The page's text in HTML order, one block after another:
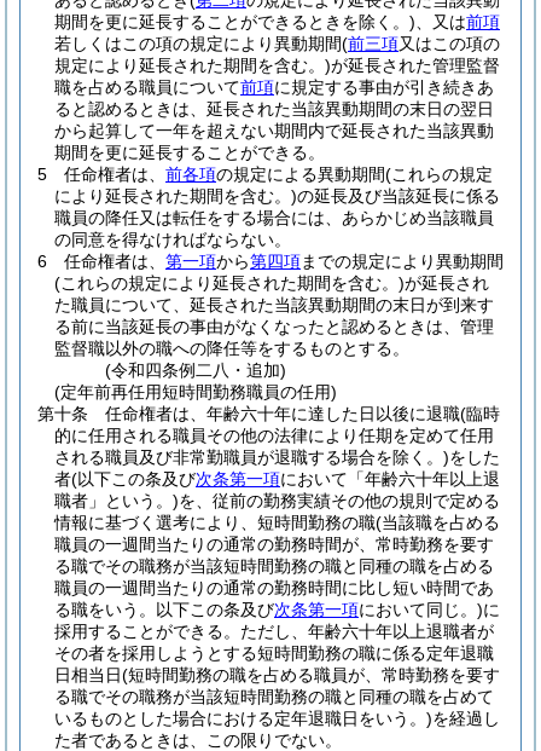
期間を更に延長することができるときを除く。) 、又は前項
若しくはこの項の規定により異動期間(前三項又はこの項の
規定により延長された期間を含む。)が延長された管理監督
職を占める職員について前項に規定する事由が引き続きあ
ると認めるときは、延長された当該異動期間の末日の翌日
から起算して一年を超えない期間内で延長された当該異動
期間を更に延長することができる。
5
任命権者は、 前各項の規定による異動期間(これらの規定
により延長された期間を含む。)の延長及び当該延長に係る
職員の降任又は転任をする場合には、あらかじめ当該職員
の同意を得なければならない。
6
任命権者は、 第一項から第四項までの規定により異動期間
(これらの規定により延長された期間を含む。)が延長され
た職員について、延長された当該異動期間の末日が到来す
る前に当該延長の事由がなくなったと認めるときは、管理
監督職以外の職への降任等をするものとする。
(令和四条例二八・追加)
(定年前再任用短時間勤務職員の任用)
第十条
任命権者は、年齢六十年に達した日以後に退職(臨時
的に任用される職員その他の法律により任期を定めて任用
される職員及び非常勤職員が退職する場合を除く。)をした
者(以下この条及び次条第一項において「年齢六十年以上退
職者」という。)を、従前の勤務実績その他の規則で定める
情報に基づく選考により、短時間勤務の職(当該職を占める
職員の一週間当たりの通常の勤務時間が、常時勤務を要す
る職でその職務が当該短時間勤務の職と同種の職を占める
職員の一週間当たりの通常の勤務時間に比し短い時間であ
る職をいう。以下この条及び次条第一項において同じ。)に
採用することができる。 ただし、年齢六十年以上退職者が
その者を採用しようとする短時間勤務の職に係る定年退職
日相当日(短時間勤務の職を占める職員が、常時勤務を要す
る職でその職務が当該短時間勤務の職と同種の職を占めて
いるものとした場合における定年退職日をいう。)を経過し
た者であるときは、この限りでない。